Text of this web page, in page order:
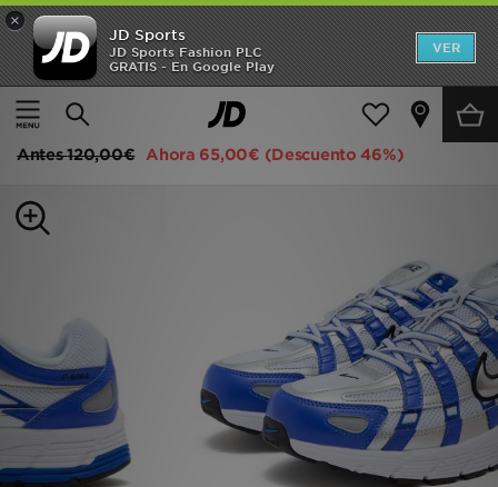
×
JD Sports
JD Sports Fashion PLC
GRATIS - En Google Play
VER
Página principal
Hombre Calzado de hombre Zapatillas
Nike P-6000
Antes120,00€ Ahora 65,00€ (Descuento 46%)
Hombre
Mujer
Estilo
Deportes & Fitness
JD Fútbol